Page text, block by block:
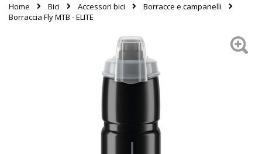
Home Bici Accessori bici
Borracce e campanelli
Borraccia Fly MTB - ELITE